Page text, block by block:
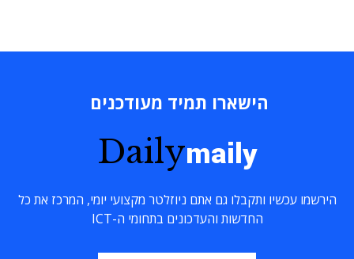
הישארו תמיד מעודכנים
Dailymaily
הירשמו עכשיו ותקבלו גם אתם ניוזלטר מקצועי יומי, המרכז את כל
החדשות והעדכונים בתחומי ה-ICT